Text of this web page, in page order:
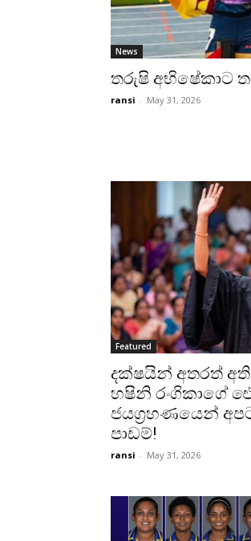
News
තරුෂි අභිෂේකාට
ransi - May 31, 2026
Featured
දක්ෂයින් අතරත්
හෂිනි රංගිකාගේ
ජයග්‍රහණයෙන්
පාඩම්!
ransi - May 31, 2026